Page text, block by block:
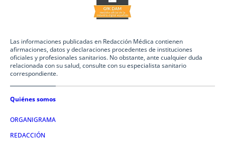
Las informaciones publicadas en Redacción Médica contienen
afirmaciones, datos y declaraciones procedentes de instituciones
oficiales y profesionales sanitarios. No obstante, ante cualquier duda
relacionada con su salud, consulte con su especialista sanitario
correspondiente.
Quiénes somos
ORGANIGRAMA
REDACCIÓN